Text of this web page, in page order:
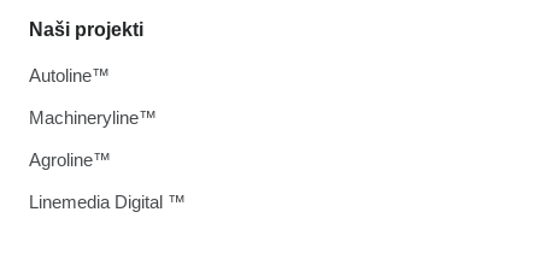
Naši projekti
Autoline™
Machineryline™
Agroline™
Linemedia Digital ™